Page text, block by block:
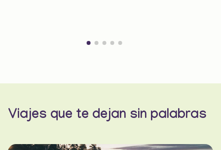
Viajes que te dejan sin palabras